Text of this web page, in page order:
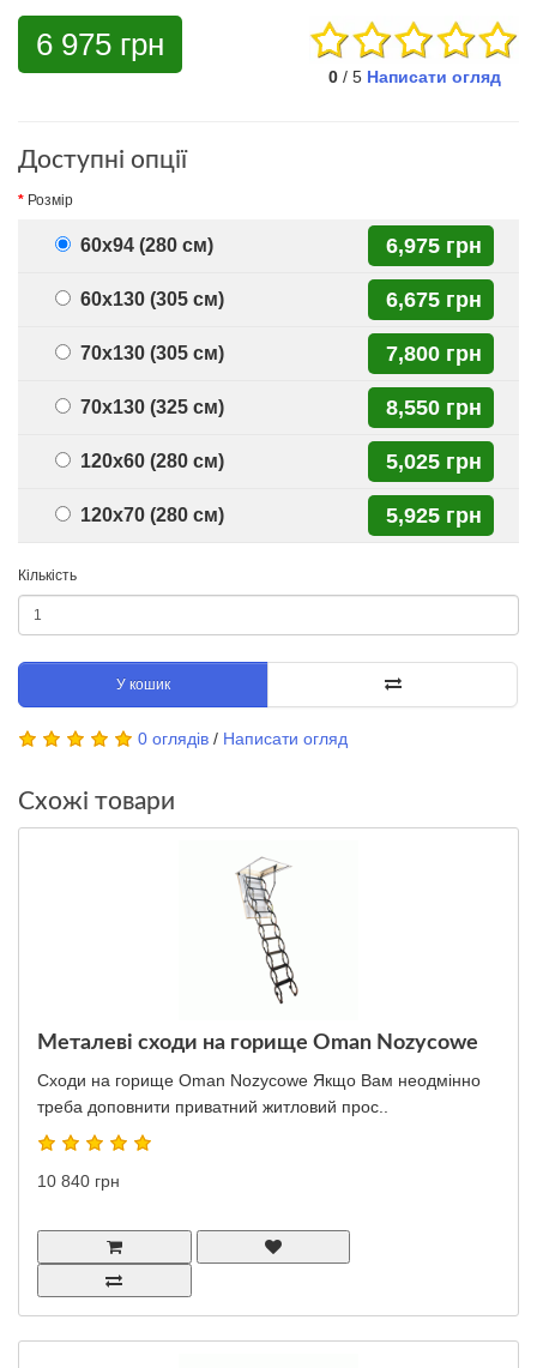
6 975 грн
0/ 5 Написати огляд
Доступні опції
Розмір
60x94 (280 см) 6,975 грн
60x130 (305 см) 6,675 грн
70x130 (305 см) 7,800 грн
70x130 (325 см) 8,550 грн
120x60 (280 см) 5,025 грн
120x70 (280 см) 5,925 грн
Кількість
У кошик
0 оглядів / Написати огляд
Схожі товари
Металеві сходи на горище Oman Nozycowe
Сходи на горище Oman Nozycowe Якщо Вам неодмінно
треба доповнити приватний житловий прос..
10 840 грн